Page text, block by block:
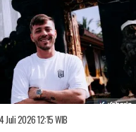
Juli 2026 12:15 WIB